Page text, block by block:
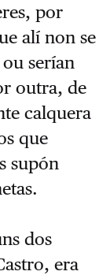
por
alí non se
serían
outra, de
calquera
que
supón
dos
era